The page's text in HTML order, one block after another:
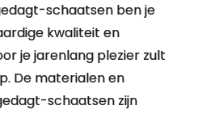
schaatsen ben je
kwaliteit en
je jarenlang plezier zult
De materialen en
schaatsen zijn